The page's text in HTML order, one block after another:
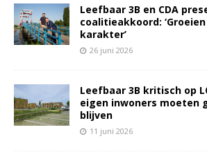
Leefbaar 3B en CDA
coalitieakkoord:
karakter’
26 juni 2026
Leefbaar 3B kritisch op
eigen inwoners moeten
blijven
11 juni 2026